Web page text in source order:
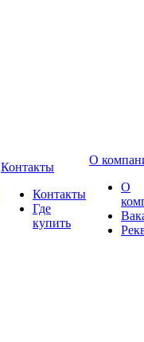
Контакты
Контакты
Где
купить
О
О